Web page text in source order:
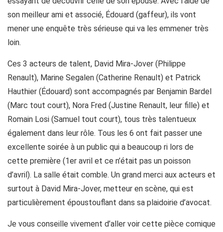
son meilleur ami et associé, Édouard (gaffeur), ils vont
mener une enquête très sérieuse qui va les emmener très
loin.
Ces 3 acteurs de talent, David Mira-Jover (Philippe
Renault), Marine Segalen (Catherine Renault) et Patrick
Hauthier (Édouard) sont accompagnés par Benjamin Bardel
(Marc tout court), Nora Fred (Justine Renault, leur fille) et
Romain Losi (Samuel tout court), tous très talentueux
également dans leur rôle. Tous les 6 ont fait passer une
excellente soirée à un public qui a beaucoup ri lors de
cette première (1er avril et ce n’était pas un poisson
d’avril). La salle était comble. Un grand merci aux acteurs et
surtout à David Mira-Jover, metteur en scène, qui est
particulièrement époustouflant dans sa plaidoirie d’avocat.
Je vous conseille vivement d’aller voir cette pièce comique